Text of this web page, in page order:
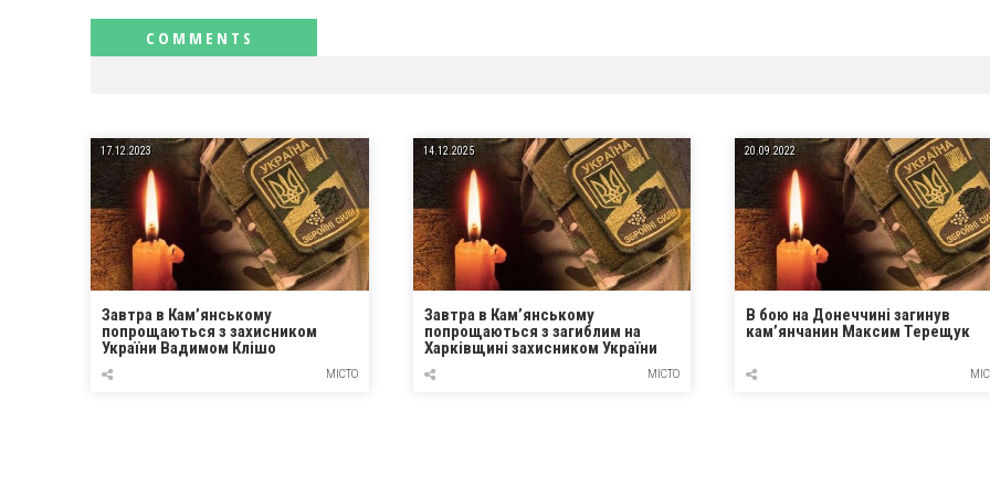
17.12.2023
Завтра в Кам’янському
попрощаються з захисником
України Вадимом Клішо
МІСТО
14.12.2025
Завтра в Кам’янському
попрощаються з загиблим на
Харківщині захисником України
Іллею Ткачем
МІСТО
20.09.2022
В бою на Донеччині загинув
кам’янчанин Максим Терещук